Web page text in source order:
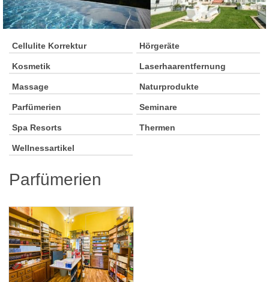
Cellulite Korrektur Hörgeräte
Kosmetik Laserhaarentfernung
Massage Naturprodukte
Parfümerien Seminare
Spa Resorts Thermen
Wellnessartikel
Parfümerien